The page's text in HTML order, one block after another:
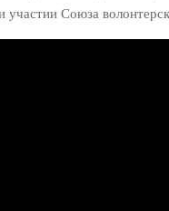
участии Союза